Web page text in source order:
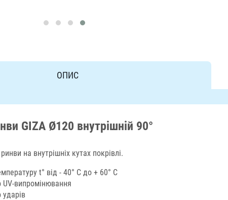
ОПИС
GIZA Ø120 внутрішній 90°
на внутрішніх кутах покрівлі.
t° від - 40° C до + 60° C
UV-випромінювання
ударів